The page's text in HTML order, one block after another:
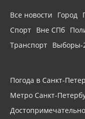
Все новости Город
Спорт Вне СПб
Транспорт Выборы-
Погода в Санкт-
Метро Санкт-